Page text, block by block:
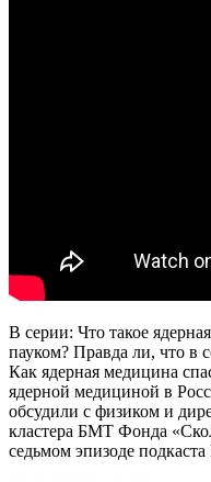
В серии: Что такое
пауком? Правда ли, что в
Как ядерная медицина
ядерной медициной в
обсудили с физиком и
кластера БМТ Фонда
седьмом эпизоде